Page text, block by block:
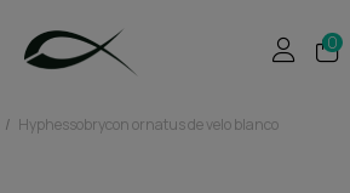
0
Hyphessobrycon ornatus de velo blanco